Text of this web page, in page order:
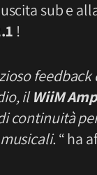
sub e
!
ilWiiM
continuità
“ ha